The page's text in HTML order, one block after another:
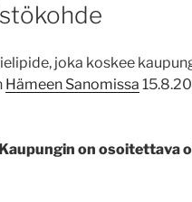
joka koskee
Hämeen Sanomissa
on osoitettava